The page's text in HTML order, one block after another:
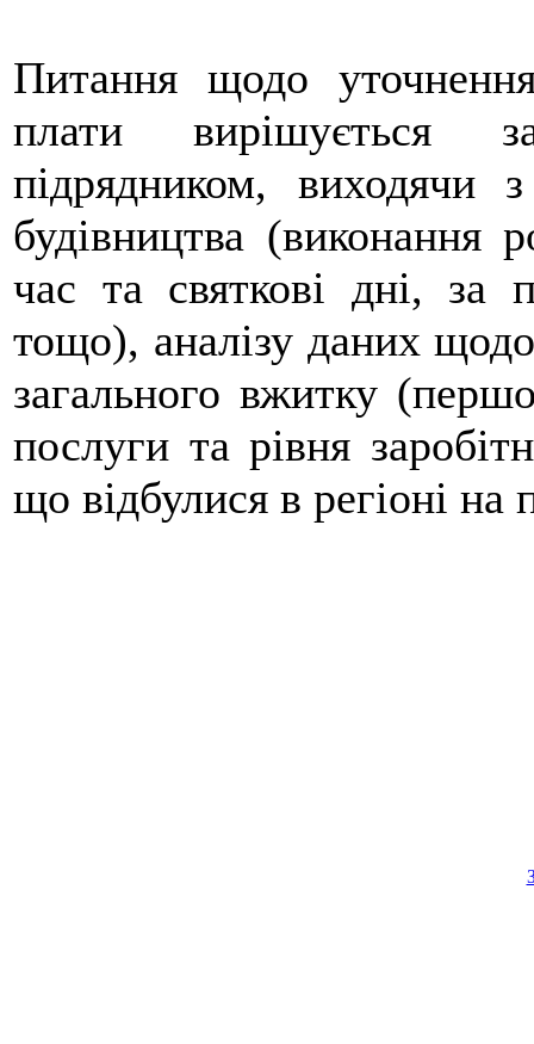
Питання щодо уточнення
плати вирішується
підрядником, виходячи
будівництва (виконання
час та святкові дні, за
тощо), аналізу даних
загального вжитку
послуги та рівня
що відбулися в регіоні на